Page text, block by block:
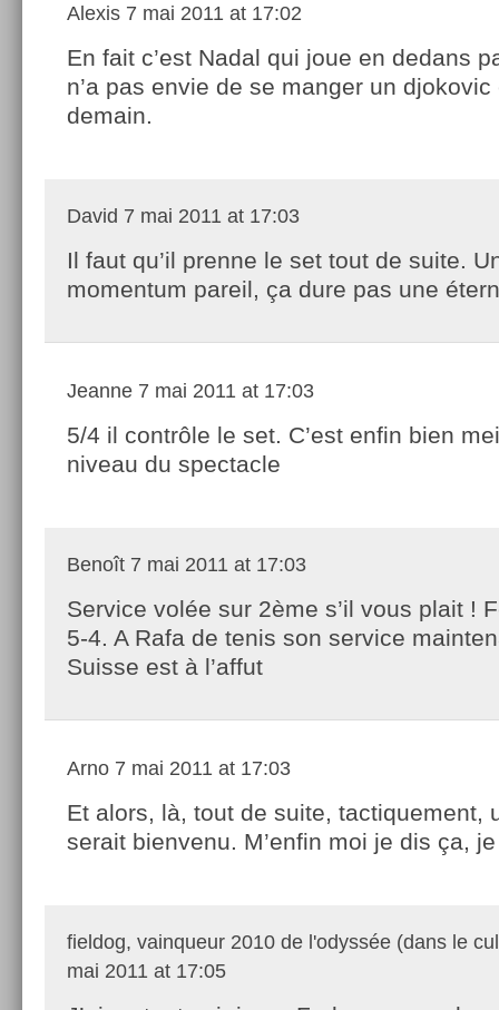
Alexis 7 mai 2011 at 17:02
En fait c’est Nadal qui joue en dedans
n’a pas envie de se manger un
demain.
David 7 mai 2011 at 17:03
Il faut qu’il prenne le set tout de suite.
momentum pareil, ça dure pas une
Jeanne 7 mai 2011 at 17:03
5/4 il contrôle le set. C’est enfin bien
niveau du spectacle
Benoît 7 mai 2011 at 17:03
Service volée sur 2ème s’il vous plait !
5-4. A Rafa de tenis son service
Suisse est à l’affut
Arno 7 mai 2011 at 17:03
Et alors, là, tout de suite, tactiquement,
serait bienvenu. M’enfin moi je dis ça,
fieldog, vainqueur 2010 de l'odyssée (dans le
mai 2011 at 17:05